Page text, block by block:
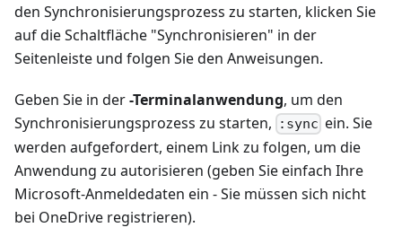
den Synchronisierungsprozess zu starten, klicken Sie
auf die Schaltfläche "Synchronisieren" in der
Seitenleiste und folgen Sie den Anweisungen.
Geben Sie in der-Terminalanwendung, um den
Synchronisierungsprozess zu starten,
:sync ein. Sie
werden aufgefordert, einem Link zu folgen, um die
Anwendung zu autorisieren (geben Sie einfach Ihre
Microsoft-Anmeldedaten ein - Sie müssen sich nicht
bei OneDrive registrieren).